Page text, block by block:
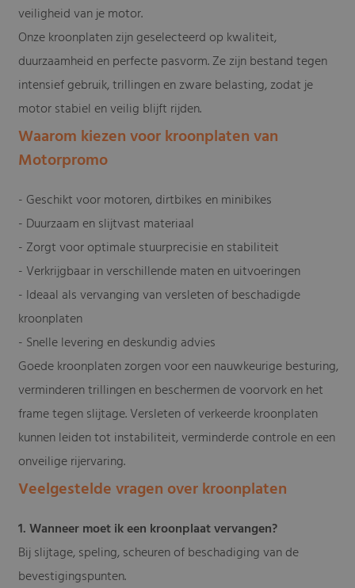
veiligheid van je motor.
Onze kroonplaten zijn geselecteerd op kwaliteit,
duurzaamheid en perfecte pasvorm. Ze zijn bestand tegen
intensief gebruik, trillingen en zware belasting, zodat je
motor stabiel en veilig blijft rijden.
Waarom kiezen voor kroonplaten van
Motorpromo
- Geschikt voor motoren, dirtbikes en minibikes
- Duurzaam en slijtvast materiaal
- Zorgt voor optimale stuurprecisie en stabiliteit
- Verkrijgbaar in verschillende maten en uitvoeringen
- Ideaal als vervanging van versleten of beschadigde
kroonplaten
- Snelle levering en deskundig advies
Goede kroonplaten zorgen voor een nauwkeurige besturing,
verminderen trillingen en beschermen de voorvork en het
frame tegen slijtage. Versleten of verkeerde kroonplaten
kunnen leiden tot instabiliteit, verminderde controle en een
onveilige rijervaring.
Veelgestelde vragen over kroonplaten
1. Wanneer moet ik een kroonplaat vervangen?
Bij slijtage, speling, scheuren of beschadiging van de
bevestigingspunten.